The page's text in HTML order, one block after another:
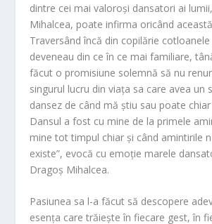
dintre cei mai valoroși dansatori ai
Mihalcea, poate infirma oricând
Traversând încă din copilărie
deveneau din ce în ce mai familiare,
făcut o promisiune solemnă să nu
singurul lucru din viața sa care avea un
dansez de când mă știu sau poate
Dansul a fost cu mine de la primele
mine tot timpul chiar și când amintirile
existe”, evocă cu emoție marele
Dragoș Mihalcea.
Pasiunea sa l-a făcut să descopere
esența care trăiește în fiecare gest, în